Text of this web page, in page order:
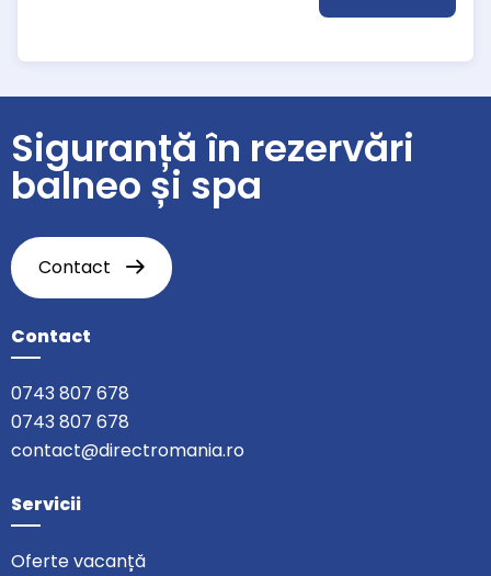
Siguranță în rezervări
balneo și spa
Contact
Contact
0743 807 678
0743 807 678
contact@directromania.ro
Servicii
Oferte vacanță